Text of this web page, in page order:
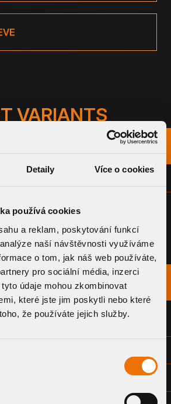
Detaily Více o cookies
používá cookies
a reklam, poskytování funkcí
naší návštěvnosti využíváme
o tom, jak náš web používáte,
pro sociální média, inzerci
údaje mohou zkombinovat
které jste jim poskytli nebo které
že používáte jejich služby.
VARIANTS
TECHNICAL